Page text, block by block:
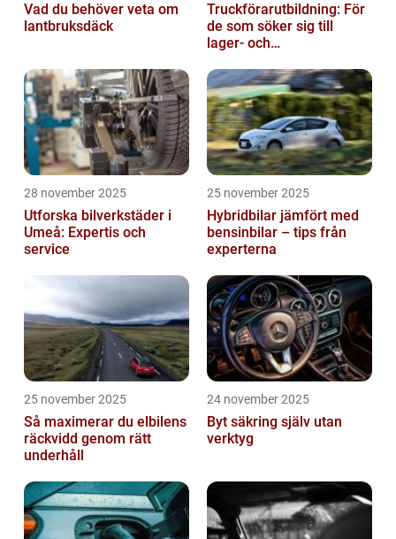
Vad du behöver veta om
lantbruksdäck
Truckförarutbildning: För
de som söker sig till
lager- och
28 november 2025
Utforska bilverkstäder i
Umeå: Expertis och
service
25 november 2025
Hybridbilar jämfört med
bensinbilar – tips från
experterna
25 november 2025
Så maximerar du elbilens
räckvidd genom rätt
underhåll
24 november 2025
Byt säkring själv utan
verktyg